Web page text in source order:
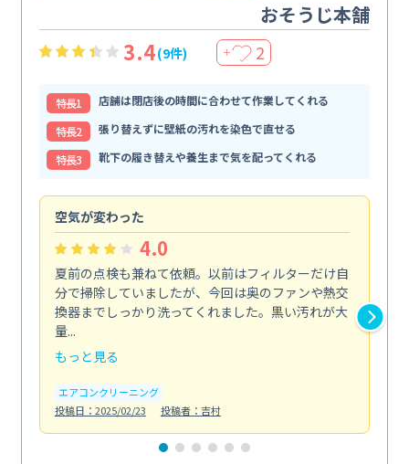
おそうじ本舗
3.4(9件) ＋ 2
特⻑1
店舗は閉店後の時間に合わせて作業してくれる
特⻑2
張り替えずに壁紙の汚れを染色で直せる
特⻑3
靴下の履き替えや養生まで気を配ってくれる
空気が変わった
4.0
夏前の点検も兼ねて依頼。以前はフィルターだけ自
分で掃除していましたが、今回は奥のファンや熱交
換器までしっかり洗ってくれました。黒い汚れが大
量...
もっと見る
エアコンクリーニング
投稿日：2025/02/23
投稿者：吉村